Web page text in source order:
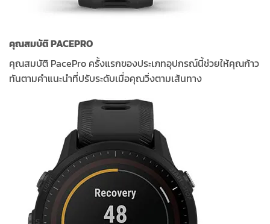
คุณสมบัติ PACEPRO
คุณสมบัติ PacePro ครั้งแรกของประเภทอุปกรณ์นี้ช่วยให้คุณก้าว
ทันตามคำแนะนำที่ปรับระดับเมื่อคุณวิ่งตามเส้นทาง